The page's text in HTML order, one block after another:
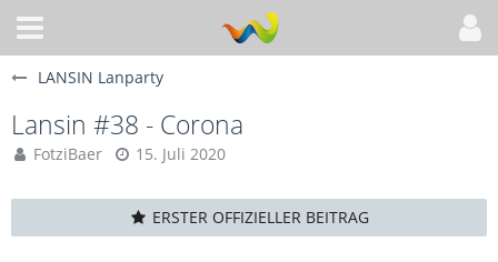
LANSIN Lanparty
Lansin #38 - Corona
FotziBaer 15. Juli 2020
ERSTER OFFIZIELLER BEITRAG